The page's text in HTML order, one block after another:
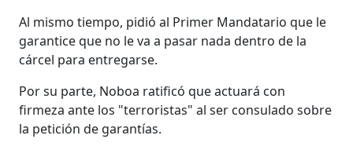
Al mismo tiempo, pidió al Primer Mandatario que le
garantice que no le va a pasar nada dentro de la
cárcel para entregarse.
Por su parte, Noboa ratificó que actuará con
firmeza ante los "terroristas" al ser consulado sobre
la petición de garantías.